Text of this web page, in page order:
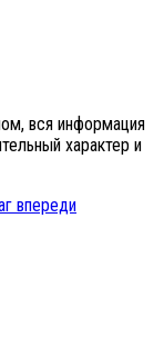
вся информация
характер и
впереди